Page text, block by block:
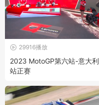
29916播放
2023 MotoGP第六站-意大利
站正赛